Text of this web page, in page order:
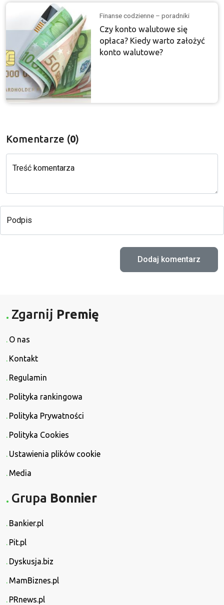
Finanse codzienne – poradniki
Czy konto walutowe się
opłaca? Kiedy warto założyć
konto walutowe?
Komentarze (0)
Treść komentarza
Podpis
Zgarnij Premię
O nas
Kontakt
Regulamin
Polityka rankingowa
Polityka Prywatności
Polityka Cookies
Ustawienia plików cookie
Media
Grupa Bonnier
Bankier.pl
Pit.pl
Dyskusja.biz
MamBiznes.pl
PRnews.pl